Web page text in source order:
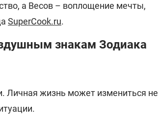
а Весов – воплощение мечты,
SuperCook.ru.
знакам Зодиака
Личная жизнь может измениться не